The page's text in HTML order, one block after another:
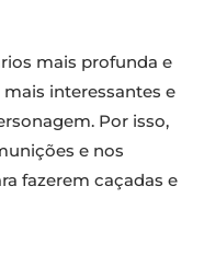
mais profunda e
interessantes e
Por isso,
e nos
fazerem caçadas e